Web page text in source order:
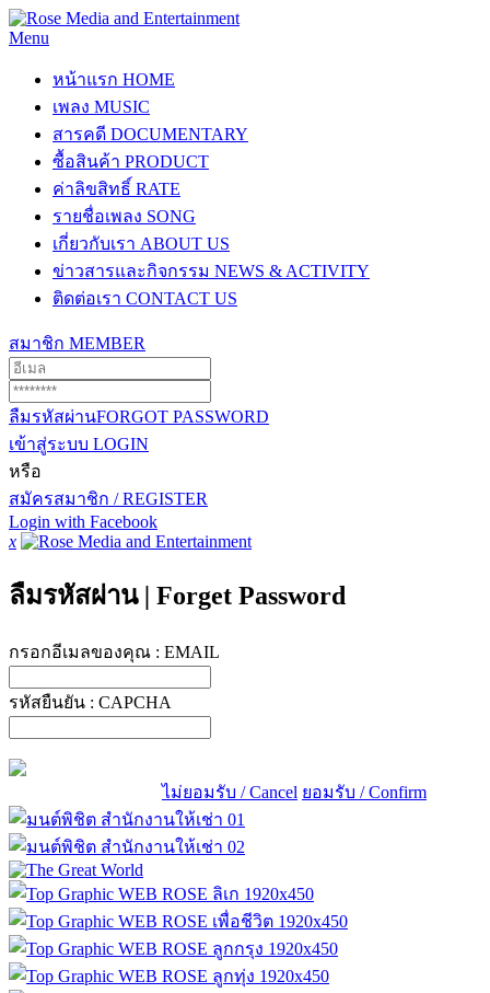
Menu
หน้าแรก HOME
เพลง MUSIC
สารคดี DOCUMENTARY
ซื้อสินค้า PRODUCT
ค่าลิขสิทธิ์ RATE
รายชื่อเพลง SONG
เกี่ยวกับเรา ABOUT US
ข่าวสารและกิจกรรม NEWS & ACTIVITY
ติดต่อเรา CONTACT US
สมาชิก MEMBER
ลืมรหัสผ่านFORGOT PASSWORD
เข้าสู่ระบบ LOGIN
หรือ
สมัครสมาชิก / REGISTER
Login with Facebook
x
ลืมรหัสผ่าน | Forget Password
กรอกอีเมลของคุณ : EMAIL
รหัสยืนยัน : CAPCHA
ไม่ยอมรับ / Cancel ยอมรับ / Confirm